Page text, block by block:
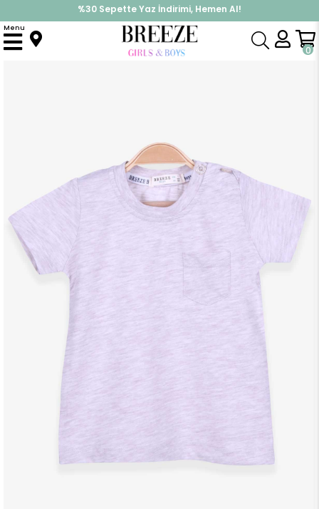
%30 Sepette Yaz İndirimi, Hemen Al!
İndirimlere ek %10 İndirimi Kap, Hemen Üye Ol!
0
Menu
Anasayfa Üst Giyim Tişört Erkek Bebek Tişört Cepli Bej Melanj (9 Ay-3 Yaş)